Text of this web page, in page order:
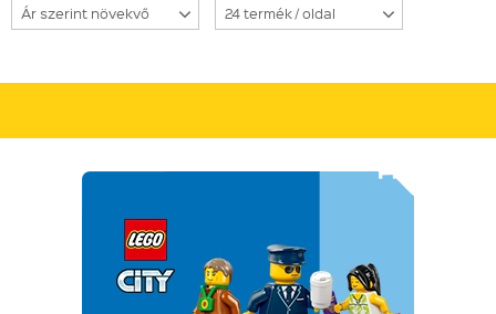
Ár szerint növekvő 24 termék / oldal